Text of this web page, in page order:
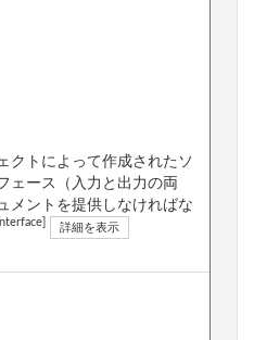
クトによって作成されたソ
ェース（入力と出力の両
メントを提供しなければな
詳細を表示